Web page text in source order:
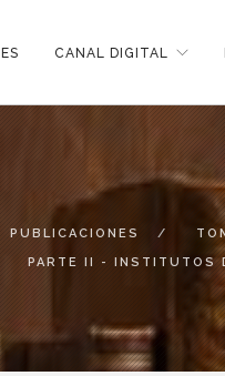
CANAL DIGITAL
PUBLICACIONES
PARTE II - INSTITUTOS